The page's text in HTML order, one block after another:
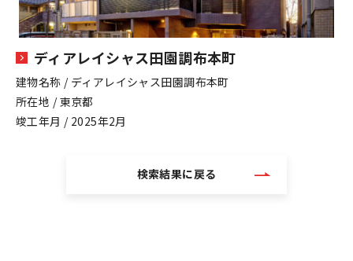
ディアレイシャス田園調布本町
建物名称 / ディアレイシャス田園調布本町
所在地 / 東京都
竣工年月 / 2025年2月
検索結果に戻る